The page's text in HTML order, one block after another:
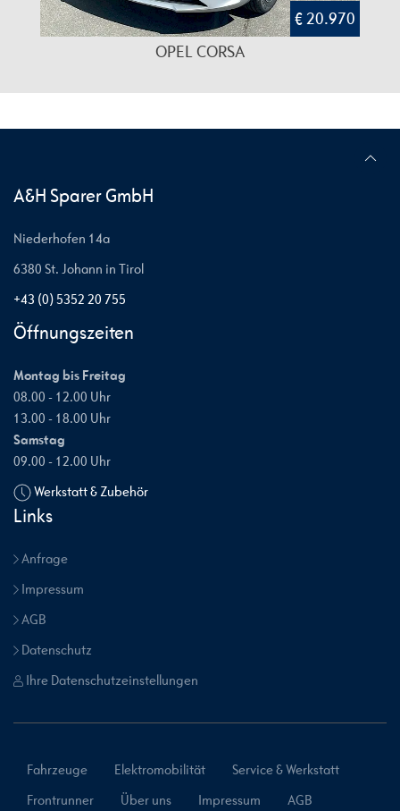
€ 20.970
OPEL CORSA
A&H Sparer GmbH
Niederhofen 14a
6380 St. Johann in Tirol
+43 (0) 5352 20 755
Öffnungszeiten
Montag bis Freitag
08.00 - 12.00 Uhr
13.00 - 18.00 Uhr
Samstag
09.00 - 12.00 Uhr
Werkstatt & Zubehör
Links
Anfrage
Impressum
AGB
Datenschutz
Ihre Datenschutzeinstellungen
Fahrzeuge Elektromobilität
Service & Werkstatt
Frontrunner
Über uns Impressum AGB